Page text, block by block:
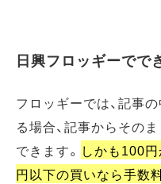
日興フロッギーでで
フロッギーでは、記事
る場合、記事からその
できます。 しかも100
円以下の買いなら手数